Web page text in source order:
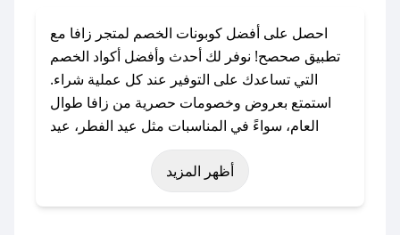
احصل على أفضل كوبونات الخصم لمتجر زافا مع
تطبيق صحصح! نوفر لك أحدث وأفضل أكواد الخصم
التي تساعدك على التوفير عند كل عملية شراء.
استمتع بعروض وخصومات حصرية من زافا طوال
العام، سواءً في المناسبات مثل عيد الفطر، عيد
الأضحى، الجمعة البيضاء (شهر نوفمبر)، رمضان،
اليوم الوطني، يوم التأسيس، أو حتى عروض خاصة
أظهر المزيد